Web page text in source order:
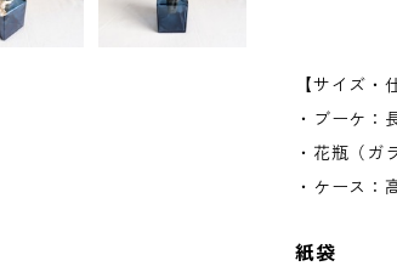
【サイズ・
・ブーケ：
・花瓶（ガ
・ケース：
紙袋